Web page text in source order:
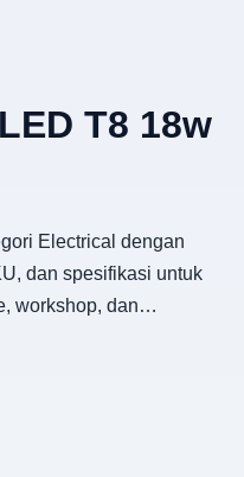
T8 18w
Electrical dengan
dan spesifikasi untuk
workshop, dan…